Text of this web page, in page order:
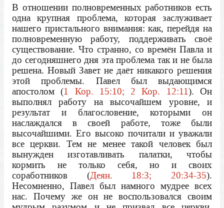
В отношении полновременных работников есть
одна крупная проблема, которая заслуживает
нашего пристального внимания: как, перейдя на
полновременную работу, поддерживать своё
существование. Что странно, со времён Павла и
до сегодняшнего дня эта проблема так и не была
решена. Новый Завет не даёт никакого решения
этой проблемы. Павел был выдающимся
апостолом (1 Кор. 15:10; 2 Кор. 12:11). Он
выполнял работу на высочайшем уровне, и
результат и благословение, которыми он
наслаждался в своей работе, тоже были
высочайшими. Его высоко почитали и уважали
все церкви. Тем не менее такой человек был
вынужден изготавливать палатки, чтобы
кормить не только себя, но и своих
соработников (Деян. 18:3; 20:34-35).
Несомненно, Павел был намного мудрее всех
нас. Почему же он не воспользовался своим